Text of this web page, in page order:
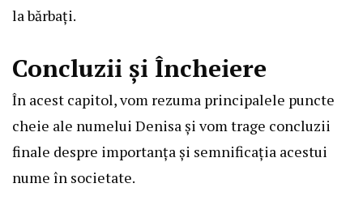
la bărbați.
Concluzii și Încheiere
În acest capitol, vom rezuma principalele puncte
cheie ale numelui Denisa și vom trage concluzii
finale despre importanța și semnificația acestui
nume în societate.